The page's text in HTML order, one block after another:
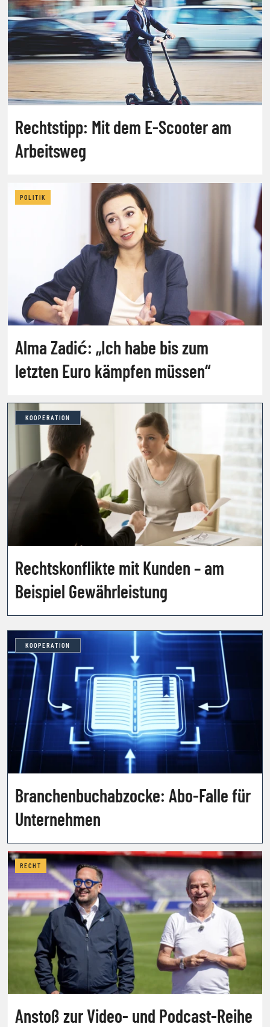
Rechtstipp: Mit dem E-Scooter am
Arbeitsweg
POLITIK
Alma Zadić: „Ich habe bis zum
letzten Euro kämpfen müssen“
KOOPERATION
Rechtskonflikte mit Kunden – am
Beispiel Gewährleistung
KOOPERATION
Branchenbuchabzocke: Abo-Falle für
Unternehmen
RECHT
Anstoß zur Video- und Podcast-Reihe